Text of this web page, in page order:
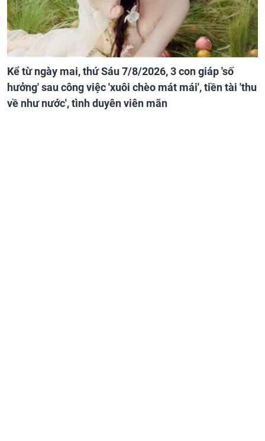
Kể từ ngày mai, thứ Sáu 7/8/2026, 3 con giáp 'số
hưởng' sau công việc 'xuôi chèo mát mái', tiền tài 'thu
về như nước', tình duyên viên mãn